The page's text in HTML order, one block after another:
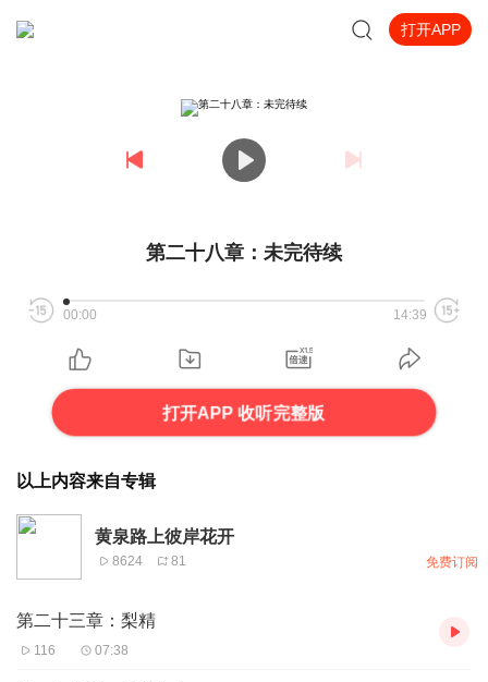
打开APP
第二十八章：未完待续
00:00 14:39
打开APP 收听完整版
以上内容来自专辑
黄泉路上彼岸花开
8624 81 免费订阅
第二十三章：梨精
116 07:38